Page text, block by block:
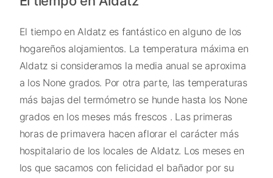
El tiempo en Aldatz es fantástico en alguno de los
hogareños alojamientos. La temperatura máxima en
Aldatz si consideramos la media anual se aproxima
a los None grados. Por otra parte, las temperaturas
más bajas del termómetro se hunde hasta los None
grados en los meses más frescos . Las primeras
horas de primavera hacen aflorar el carácter más
hospitalario de los locales de Aldatz. Los meses en
los que sacamos con felicidad el bañador por su